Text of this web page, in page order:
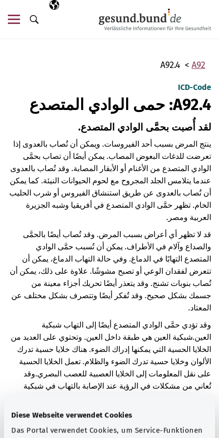
Diese Webseite verwendet Cookies
Das Portal verwendet Cookies, um Service-Funktionen
اللغة المختارة
AR
البحث
A92
A92.4
ICD-Code
A92.4: حمى الوادي المتصدع
لقد أُصبت بحمَّى الوادي المتصدع.
ينتج المرض بسبب أحد الفيروسات. ويمكن أن تُصاب بالعدوى إذا
تعرضت للدغات البعوض المصاب. يمكن أيضًا أن تصاب بحمَّى
الوادي المتصدع من الأغنام أو الأبقار المصابة. وقد تُصاب بالعدوى
عندما يتلامس الجلد المجروح مع لحوم الحيوانات النيئة. كما يمكن
أن تُصاب بالعدوى عن طريق استنشاق الفيروس أو شرب الحليب
الخام. تظهر حمَّى الوادي المتصدع في أفريقيا وشبه الجزيرة
العربية ومصر.
قد لا تظهر أي أعراض بسبب المرض. وقد تُصاب أيضًا بالحمَّى
والصداع وآلام في الأطراف. يمكن أن تُسبب حمَّى الوادي
المتصدع التهابًا في الدماغ. وفي حالة التهاب الدماغ، يمكن أن
تتعرض لفقدان الوعي أو تصبح مشوشًا. علاوة على ذلك، يمكن أن
تُصاب بنوبات تشنج. وقد يتعذر أيضًا تحريك أجزاء معينة من
جسمك بشكل صحيح. وقد تُفكر أيضًا وتتصرف بشكل مختلف عن
المعتاد.
وقد تؤدي حمَّى الوادي المتصدع أيضًا إلى التهاب شبكية
العين.شبكية العين هي طبقة داخل العين. وتحتوي على العديد من
الخلايا الحسية التي يمكنها إدراك الضوء. هناك خلايا حسية تدرك
الألوان وخلايا حسية تدرك الضوء والظلام. تعمل الخلايا الحسية
على نقل المعلومات إلى الخلايا العصبية للعصب البصري.وقد
تُعاني من مشكلات في الرؤية عند الإصابة بالتهاب في شبكية
ويمكن أن تُصاب أيضًا بالتهاب الكبد. وقد يؤدي ذلك إلى الإصابة
باليرقان أو النزيف.الكبد عضو مهم في الجزء الأيمن العلوي من